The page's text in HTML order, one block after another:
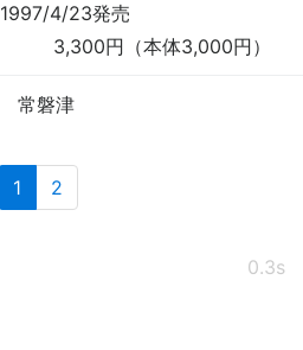
1997/4/23発売
3,300円（本体3,000円）
常磐津
1 (current)
2
0.3s